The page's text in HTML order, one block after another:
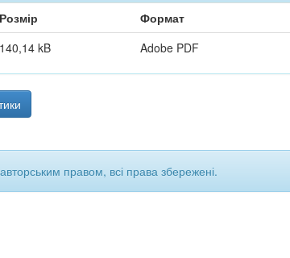
Розмір
Формат
140,14 kB Adobe PDF
правом, всі права збережені.